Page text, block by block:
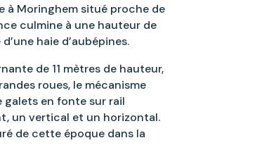
à Moringhem situé proche de
culmine à une hauteur de
haie d’aubépines.
de 11 mètres de hauteur,
roues, le mécanisme
galets en fonte sur rail
un vertical et un horizontal.
de cette époque dans la